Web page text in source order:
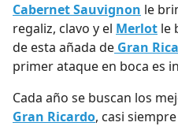
Cabernet Sauvignon le
regaliz, clavo y el Merlot le
de esta añada de Gran
primer ataque en boca es
Cada año se buscan los
Gran Ricardo, casi